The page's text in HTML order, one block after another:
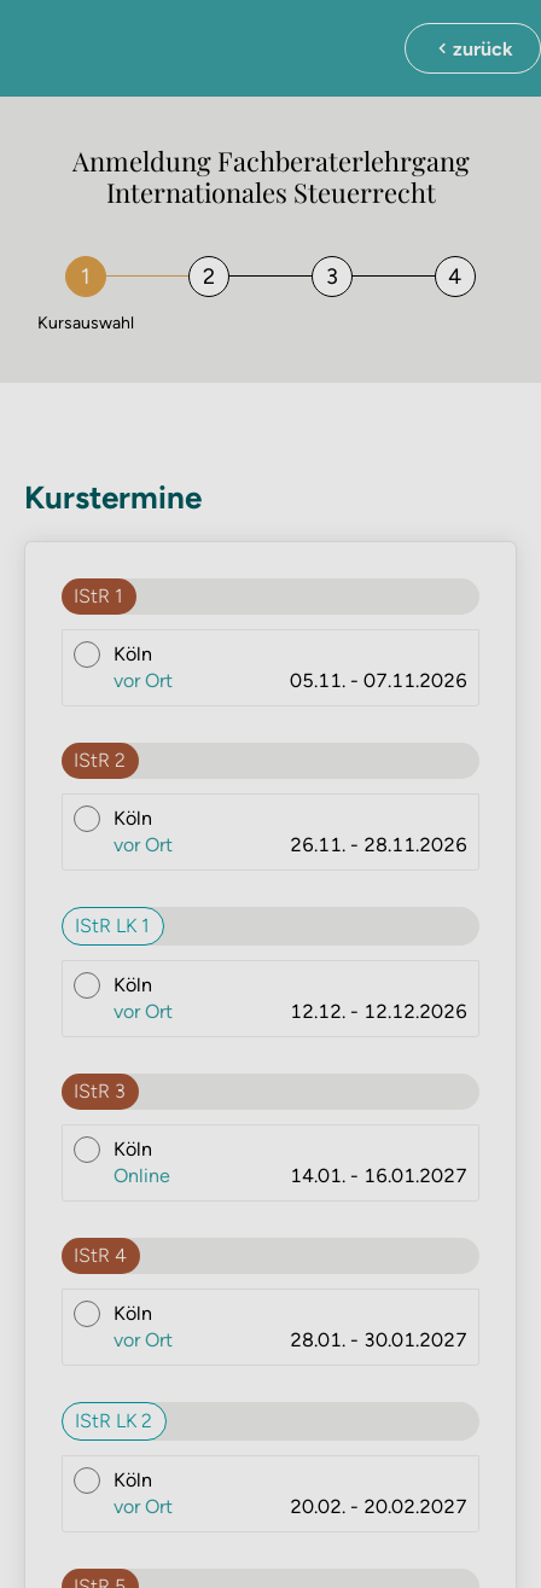
zurück
Anmeldung Fachberater­lehrgang
Internationales Steuerrecht
Kursauswahl
Kurstermine
IStR 1
Köln
vor Ort
05.11. - 07.11.2026
IStR 2
Köln
vor Ort
26.11. - 28.11.2026
IStR LK 1
Köln
vor Ort
12.12. - 12.12.2026
IStR 3
Köln
Online
14.01. - 16.01.2027
IStR 4
Köln
vor Ort
28.01. - 30.01.2027
IStR LK 2
Köln
vor Ort
20.02. - 20.02.2027